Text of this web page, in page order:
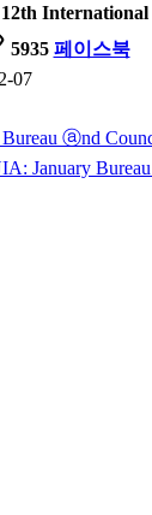
5935 페이스북
07
ⓐnd
January